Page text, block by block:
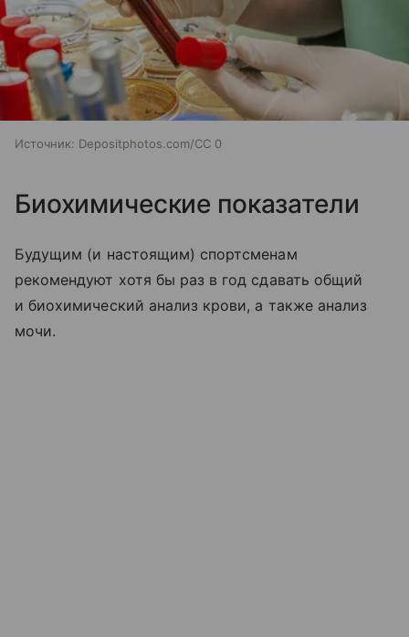
Источник: Depositphotos.com/CC 0
Биохимические показатели
Будущим (и настоящим) спортсменам
рекомендуют хотя бы раз в год сдавать общий
и биохимический анализ крови, а также анализ
мочи.